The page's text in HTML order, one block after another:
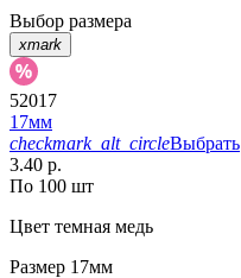
Выбор размера
xmark
52017
17мм
checkmark_alt_circleВыбрать
3.40 р.
По 100 шт
Цвет темная медь
Размер 17мм